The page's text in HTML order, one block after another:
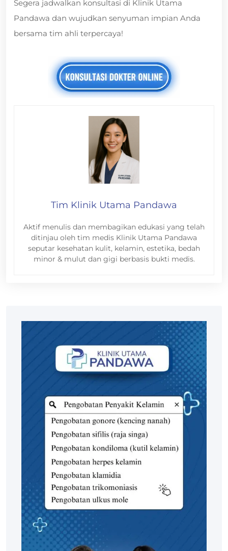
Segera jadwalkan konsultasi di Klinik Utama
Pandawa dan wujudkan senyuman impian Anda
bersama tim ahli terpercaya!
Tim Klinik Utama Pandawa
Aktif menulis dan membagikan edukasi yang telah
ditinjau oleh tim medis Klinik Utama Pandawa
seputar kesehatan kulit, kelamin, estetika, bedah
minor & mulut dan gigi berbasis bukti medis.